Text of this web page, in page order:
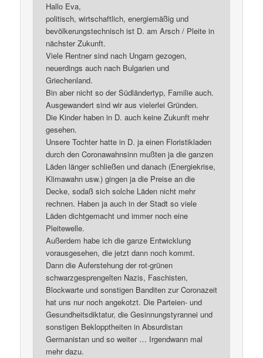
Hallo Eva,
politisch, wirtschaftlich, energiemäßig und
bevölkerungstechnisch ist D. am Arsch / Pleite in
nächster Zukunft.
Viele Rentner sind nach Ungarn gezogen,
neuerdings auch nach Bulgarien und
Griechenland.
Bin aber nicht so der Südländertyp, Familie auch.
Ausgewandert sind wir aus vielerlei Gründen.
Die Kinder haben in D. auch keine Zukunft mehr
gesehen.
Unsere Tochter hatte in D. ja einen Floristikladen
durch den Coronawahnsinn mußten ja die ganzen
Läden länger schließen und danach (Energiekrise,
Klimawahn usw.) gingen ja die Preise an die
Decke, sodaß sich solche Läden nicht mehr
rechnen. Haben ja auch in der Stadt so viele
Läden dichtgemacht und immer noch eine
Pleitewelle.
Außerdem habe ich die ganze Entwicklung
vorausgesehen, die jetzt dann noch kommt.
Dann die Auferstehung der rot-grünen
schwarzgesprengelten Nazis, Faschisten,
Blockwarte und sonstigen Banditen zur Coronazeit
hat uns nur noch angekotzt. Die Parteien- und
Gesundheitsdiktatur, die Gesinnungstyrannei und
sonstigen Beklopptheiten in Absurdistan
Germanistan und so weiter … Irgendwann mal
mehr dazu.